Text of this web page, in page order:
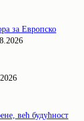
за Европско
већ будућност